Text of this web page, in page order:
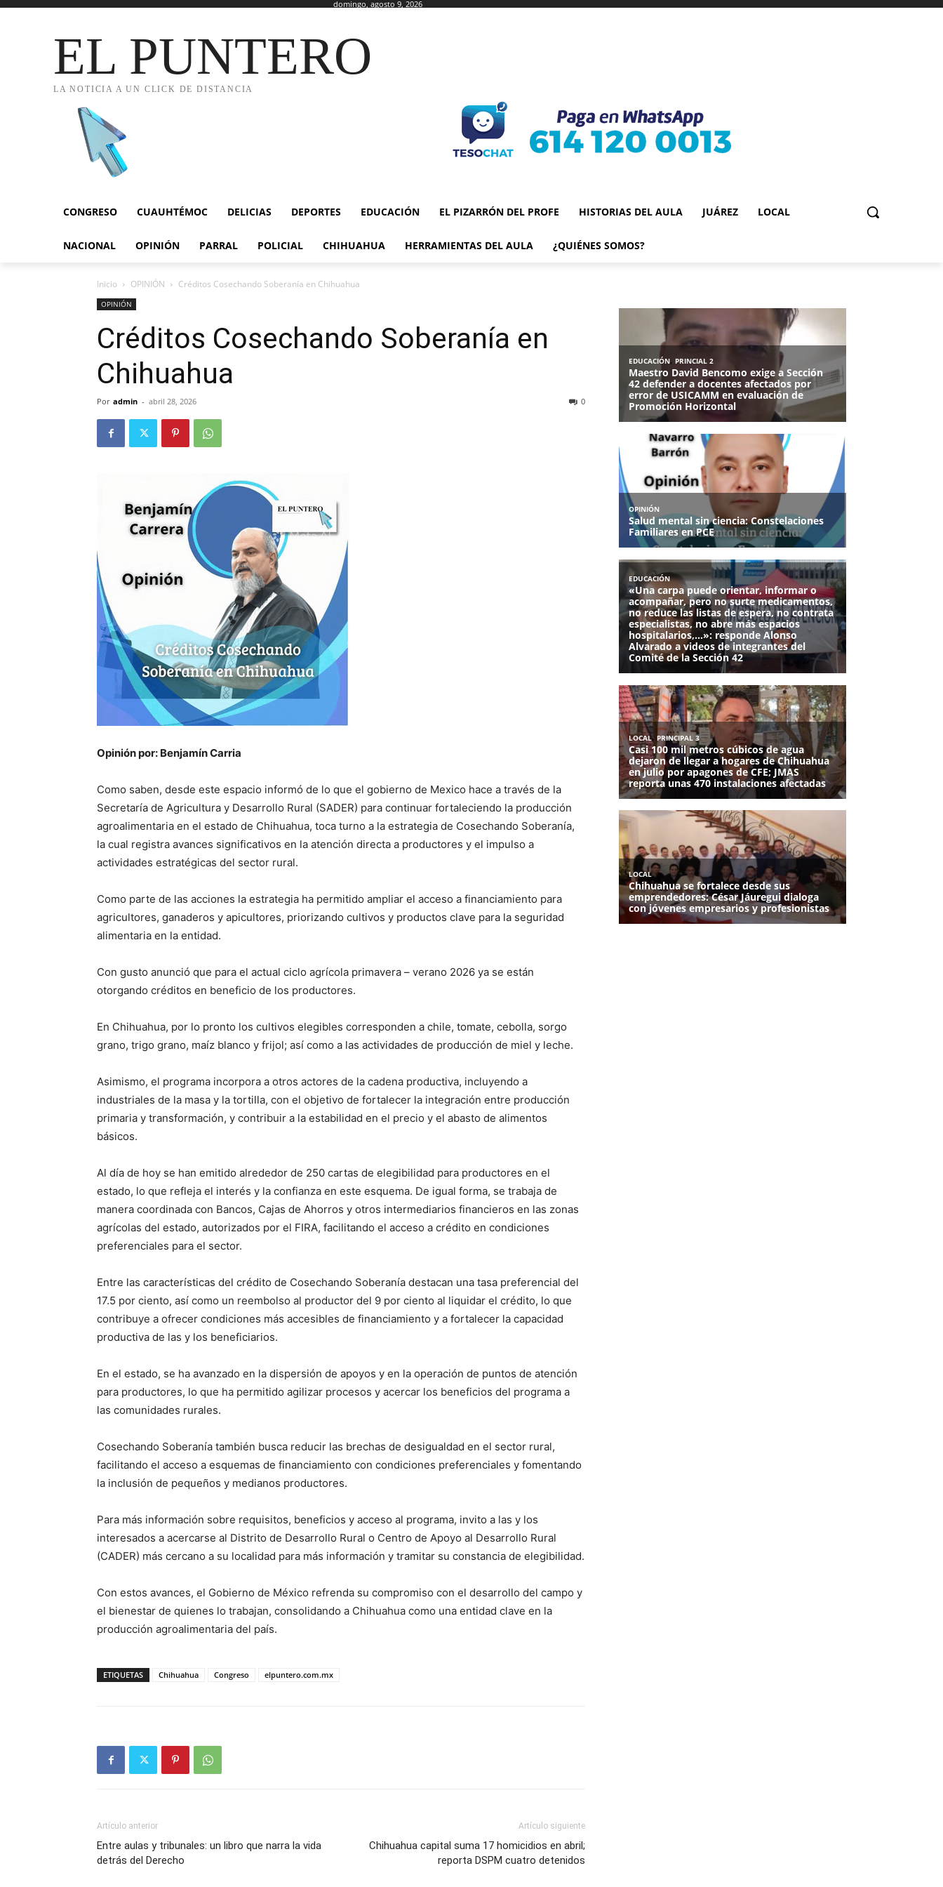
domingo, agosto 9, 2026
EL PUNTERO
LA NOTICIA A UN CLICK DE DISTANCIA
CONGRESO CUAUHTÉMOC DELICIAS DEPORTES EDUCACIÓN EL PIZARRÓN DEL PROFE HISTORIAS DEL AULA JUÁREZ LOCAL
NACIONAL OPINIÓN PARRAL POLICIAL CHIHUAHUA HERRAMIENTAS DEL AULA ¿QUIÉNES SOMOS?
Inicio OPINIÓN Créditos Cosechando Soberanía en Chihuahua
OPINIÓN
Créditos Cosechando Soberanía en
Chihuahua
Por admin - abril 28, 2026 0
Opinión por: Benjamín Carria
Como saben, desde este espacio informó de lo que el gobierno de Mexico hace a través de la
Secretaría de Agricultura y Desarrollo Rural (SADER) para continuar fortaleciendo la producción
agroalimentaria en el estado de Chihuahua, toca turno a la estrategia de Cosechando Soberanía,
la cual registra avances significativos en la atención directa a productores y el impulso a
actividades estratégicas del sector rural.
Como parte de las acciones la estrategia ha permitido ampliar el acceso a financiamiento para
agricultores, ganaderos y apicultores, priorizando cultivos y productos clave para la seguridad
alimentaria en la entidad.
Con gusto anunció que para el actual ciclo agrícola primavera – verano 2026 ya se están
otorgando créditos en beneficio de los productores.
En Chihuahua, por lo pronto los cultivos elegibles corresponden a chile, tomate, cebolla, sorgo
grano, trigo grano, maíz blanco y frijol; así como a las actividades de producción de miel y leche.
Asimismo, el programa incorpora a otros actores de la cadena productiva, incluyendo a
industriales de la masa y la tortilla, con el objetivo de fortalecer la integración entre producción
primaria y transformación, y contribuir a la estabilidad en el precio y el abasto de alimentos
básicos.
Al día de hoy se han emitido alrededor de 250 cartas de elegibilidad para productores en el
estado, lo que refleja el interés y la confianza en este esquema. De igual forma, se trabaja de
manera coordinada con Bancos, Cajas de Ahorros y otros intermediarios financieros en las zonas
agrícolas del estado, autorizados por el FIRA, facilitando el acceso a crédito en condiciones
preferenciales para el sector.
Entre las características del crédito de Cosechando Soberanía destacan una tasa preferencial del
17.5 por ciento, así como un reembolso al productor del 9 por ciento al liquidar el crédito, lo que
contribuye a ofrecer condiciones más accesibles de financiamiento y a fortalecer la capacidad
productiva de las y los beneficiarios.
En el estado, se ha avanzado en la dispersión de apoyos y en la operación de puntos de atención
para productores, lo que ha permitido agilizar procesos y acercar los beneficios del programa a
las comunidades rurales.
Cosechando Soberanía también busca reducir las brechas de desigualdad en el sector rural,
facilitando el acceso a esquemas de financiamiento con condiciones preferenciales y fomentando
la inclusión de pequeños y medianos productores.
Para más información sobre requisitos, beneficios y acceso al programa, invito a las y los
interesados a acercarse al Distrito de Desarrollo Rural o Centro de Apoyo al Desarrollo Rural
(CADER) más cercano a su localidad para más información y tramitar su constancia de elegibilidad.
Con estos avances, el Gobierno de México refrenda su compromiso con el desarrollo del campo y
el bienestar de quienes lo trabajan, consolidando a Chihuahua como una entidad clave en la
producción agroalimentaria del país.
ETIQUETAS Chihuahua Congreso elpuntero.com.mx
Artículo anterior
Entre aulas y tribunales: un libro que narra la vida
detrás del Derecho
Artículo siguiente
Chihuahua capital suma 17 homicidios en abril;
reporta DSPM cuatro detenidos